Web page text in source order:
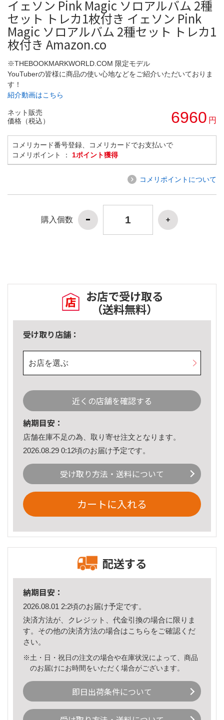
イェソン Pink Magic ソロアルバム 2種
セット トレカ1枚付き イェソン Pink
Magic ソロアルバム 2種セット トレカ1
枚付き Amazon.co
※THEBOOKMARKWORLD.COM 限定モデル
YouTuberの皆様に商品の使い心地などをご紹介いただいておりま
す！
紹介動画はこちら
ネット販売
価格（税込）
6960 円
コメリカード番号登録、コメリカードでお支払いで
コメリポイント ： 1ポイント獲得
コメリポイントについて
購入個数
お店で受け取る
（送料無料）
受け取り店舗：
お店を選ぶ
近くの店舗を確認する
納期目安：
店舗在庫不足の為、取り寄せ注文となります。
2026.08.29 0:12頃のお届け予定です。
受け取り方法・送料について
カートに入れる
配送する
納期目安：
2026.08.01 2:2頃のお届け予定です。
決済方法が、クレジット、代金引換の場合に限りま
す。その他の決済方法の場合はこちら をご確認くだ
さい。
※土・日・祝日の注文の場合や在庫状況によって、商品
のお届けにお時間をいただく場合がございます。
即日出荷条件について